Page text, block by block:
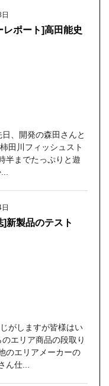
レポート]高田能史
、開発の森田さんと
田川フィッシュスト
半までたっぷりと遊
]新製品のテスト
がしますが皆様はい
エリア商品の段取り
のエリアメーカーの
ん仕...